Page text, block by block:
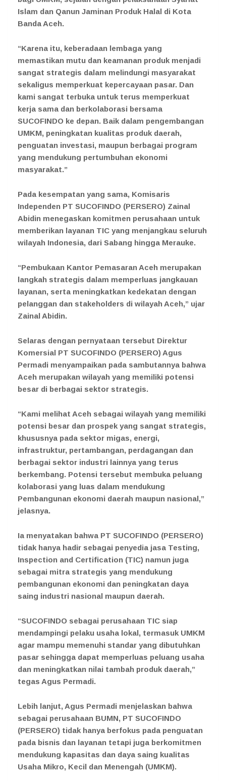
Islam dan Qanun Jaminan Produk Halal di Kota
Banda Aceh.
“Karena itu, keberadaan lembaga yang
memastikan mutu dan keamanan produk menjadi
sangat strategis dalam melindungi masyarakat
sekaligus memperkuat kepercayaan pasar. Dan
kami sangat terbuka untuk terus memperkuat
kerja sama dan berkolaborasi bersama
SUCOFINDO ke depan. Baik dalam pengembangan
UMKM, peningkatan kualitas produk daerah,
penguatan investasi, maupun berbagai program
yang mendukung pertumbuhan ekonomi
masyarakat.”
Pada kesempatan yang sama, Komisaris
Independen PT SUCOFINDO (PERSERO) Zainal
Abidin menegaskan komitmen perusahaan untuk
memberikan layanan TIC yang menjangkau seluruh
wilayah Indonesia, dari Sabang hingga Merauke.
“Pembukaan Kantor Pemasaran Aceh merupakan
langkah strategis dalam memperluas jangkauan
layanan, serta meningkatkan kedekatan dengan
pelanggan dan stakeholders di wilayah Aceh,” ujar
Zainal Abidin.
Selaras dengan pernyataan tersebut Direktur
Komersial PT SUCOFINDO (PERSERO) Agus
Permadi menyampaikan pada sambutannya bahwa
Aceh merupakan wilayah yang memiliki potensi
besar di berbagai sektor strategis.
“Kami melihat Aceh sebagai wilayah yang memiliki
potensi besar dan prospek yang sangat strategis,
khususnya pada sektor migas, energi,
infrastruktur, pertambangan, perdagangan dan
berbagai sektor industri lainnya yang terus
berkembang. Potensi tersebut membuka peluang
kolaborasi yang luas dalam mendukung
Pembangunan ekonomi daerah maupun nasional,”
jelasnya.
Ia menyatakan bahwa PT SUCOFINDO (PERSERO)
tidak hanya hadir sebagai penyedia jasa Testing,
Inspection and Certification (TIC) namun juga
sebagai mitra strategis yang mendukung
pembangunan ekonomi dan peningkatan daya
saing industri nasional maupun daerah.
“SUCOFINDO sebagai perusahaan TIC siap
mendampingi pelaku usaha lokal, termasuk UMKM
agar mampu memenuhi standar yang dibutuhkan
pasar sehingga dapat memperluas peluang usaha
dan meningkatkan nilai tambah produk daerah,”
tegas Agus Permadi.
Lebih lanjut, Agus Permadi menjelaskan bahwa
sebagai perusahaan BUMN, PT SUCOFINDO
(PERSERO) tidak hanya berfokus pada penguatan
pada bisnis dan layanan tetapi juga berkomitmen
mendukung kapasitas dan daya saing kualitas
Usaha Mikro, Kecil dan Menengah (UMKM).